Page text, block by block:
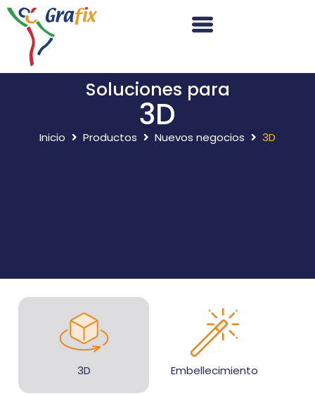
Soluciones para
3D
Inicio Productos Nuevos negocios 3D
3D Embellecimiento